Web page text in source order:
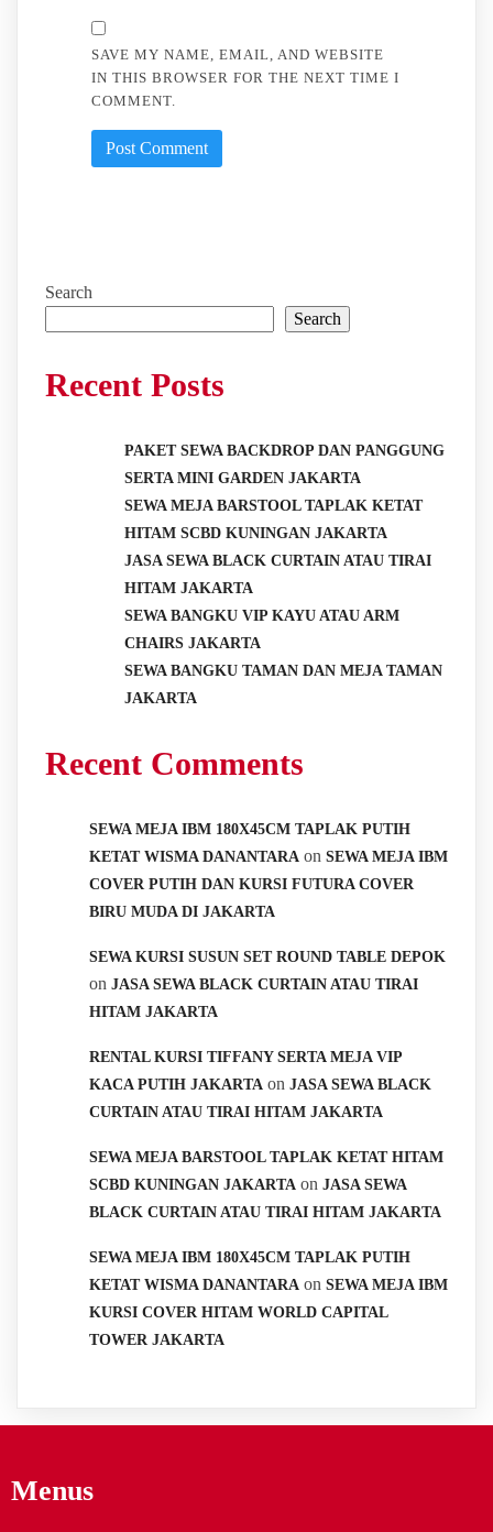
SAVE MY NAME, EMAIL, AND WEBSITE
IN THIS BROWSER FOR THE NEXT TIME I
COMMENT.
Search
Search
Recent Posts
PAKET SEWA BACKDROP DAN PANGGUNG
SERTA MINI GARDEN JAKARTA
SEWA MEJA BARSTOOL TAPLAK KETAT
HITAM SCBD KUNINGAN JAKARTA
JASA SEWA BLACK CURTAIN ATAU TIRAI
HITAM JAKARTA
SEWA BANGKU VIP KAYU ATAU ARM
CHAIRS JAKARTA
SEWA BANGKU TAMAN DAN MEJA TAMAN
JAKARTA
Recent Comments
SEWA MEJA IBM 180X45CM TAPLAK PUTIH
KETAT WISMA DANANTARA on SEWA MEJA IBM
COVER PUTIH DAN KURSI FUTURA COVER
BIRU MUDA DI JAKARTA
SEWA KURSI SUSUN SET ROUND TABLE DEPOK
on JASA SEWA BLACK CURTAIN ATAU TIRAI
HITAM JAKARTA
RENTAL KURSI TIFFANY SERTA MEJA VIP
KACA PUTIH JAKARTA on JASA SEWA BLACK
CURTAIN ATAU TIRAI HITAM JAKARTA
SEWA MEJA BARSTOOL TAPLAK KETAT HITAM
SCBD KUNINGAN JAKARTA on JASA SEWA
BLACK CURTAIN ATAU TIRAI HITAM JAKARTA
SEWA MEJA IBM 180X45CM TAPLAK PUTIH
KETAT WISMA DANANTARA on SEWA MEJA IBM
KURSI COVER HITAM WORLD CAPITAL
TOWER JAKARTA
Menus